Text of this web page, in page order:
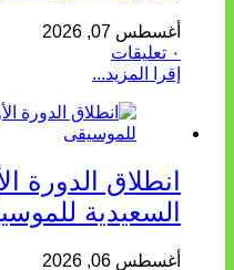
أغسطس 07, 2026
٠ تعليقات
إقرا المزيد...
انطلاق الدورة
السعيدية
أغسطس 06, 2026